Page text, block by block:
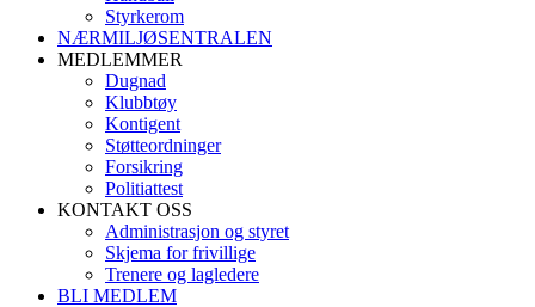
Styrkerom
NÆRMILJØSENTRALEN
MEDLEMMER
Dugnad
Klubbtøy
Kontigent
Støtteordninger
Forsikring
Politiattest
KONTAKT OSS
Administrasjon og styret
Skjema for frivillige
Trenere og lagledere
BLI MEDLEM